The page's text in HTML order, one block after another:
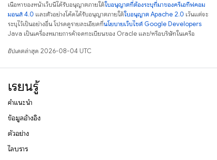
เนื้อหาของหน้าเว็บนี้ได้รับอนุญาตภายใต้ใบอนุญาตที่ต้องระบุที่มาของครีเอทีฟคอม
มอนส์ 4.0 และตัวอย่างโค้ดได้รับอนุญาตภายใต้ใบอนุญาต Apache 2.0 เว้นแต่จะ
ระบุไว้เป็นอย่างอื่น โปรดดูรายละเอียดที่นโยบายเว็บไซต์ Google Developers
Java เป็นเครื่องหมายการค้าจดทะเบียนของ Oracle และ/หรือบริษัทในเครือ
อัปเดตล่าสุด 2026-08-04 UTC
เรียนรู้
คำแนะนำ
ข้อมูลอ้างอิง
ตัวอย่าง
ไลบรารี